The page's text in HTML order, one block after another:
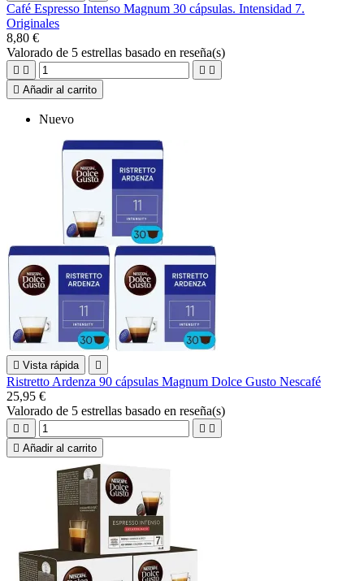
Café Espresso Intenso Magnum 30 cápsulas. Intensidad 7.
Originales
8,80 €
Valorado de 5 estrellas basado en reseña(s)
   
 Añadir al carrito
Nuevo
 Vista rápida 
Ristretto Ardenza 90 cápsulas Magnum Dolce Gusto Nescafé
25,95 €
Valorado de 5 estrellas basado en reseña(s)
   
 Añadir al carrito